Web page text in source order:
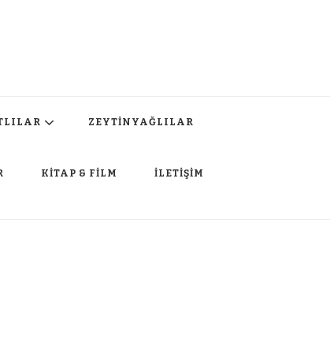
ZEYTİNYAĞLILAR
KİTAP & FİLM İLETİŞİM